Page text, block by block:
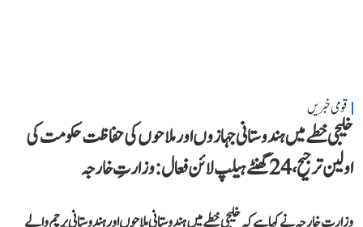
قومی خبریں
خلیجی خطے میں ہندوستانی جہازوں اور ملاحوں کی حفاظت حکومت کی
اولین ترجیح، 24 گھنٹے ہیلپ لائن فعال: وزارتِ خارجہ